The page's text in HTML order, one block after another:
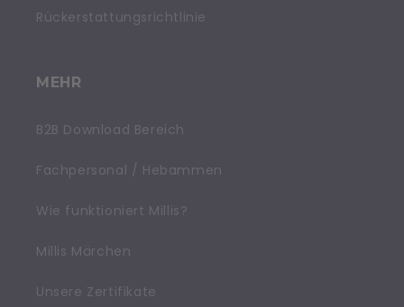
Rückerstattungsrichtlinie
MEHR
B2B Download Bereich
Fachpersonal / Hebammen
Wie funktioniert Millis?
Millis Märchen
Unsere Zertifikate